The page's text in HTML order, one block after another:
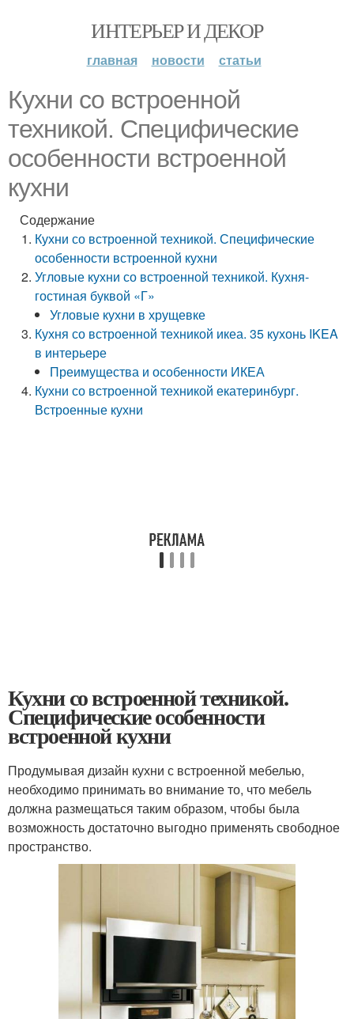
ИНТЕРЬЕР И ДЕКОР
главная новости статьи
Кухни со встроенной
техникой. Специфические
особенности встроенной
кухни
Содержание
Кухни со встроенной техникой. Специфические
особенности встроенной кухни
Угловые кухни со встроенной техникой. Кухня-
гостиная буквой «Г»
Угловые кухни в хрущевке
Кухня со встроенной техникой икеа. 35 кухонь IKEA
в интерьере
Преимущества и особенности ИКЕА
Кухни со встроенной техникой екатеринбург.
Встроенные кухни
Кухни со встроенной техникой.
Специфические особенности
встроенной кухни
Продумывая дизайн кухни с встроенной мебелью,
необходимо принимать во внимание то, что мебель
должна размещаться таким образом, чтобы была
возможность достаточно выгодно применять свободное
пространство.